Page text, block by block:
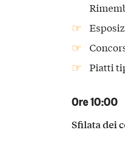
Piatti
Ore 10:00
Sfilata dei